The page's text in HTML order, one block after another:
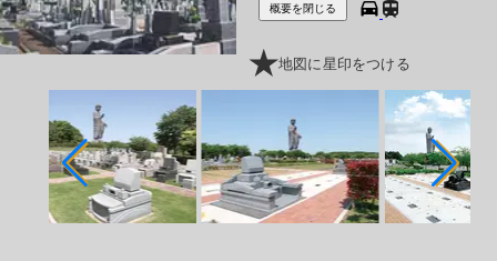
概要を閉じる
地図に星印をつける